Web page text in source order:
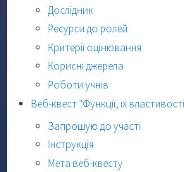
Дослідник
Ресурси до ролей
Критерії оцінювання
Корисні джерела
Роботи учнів
Веб-квест "Функції, їх
Запрошую до участі
Інструкція
Мета веб-квесту